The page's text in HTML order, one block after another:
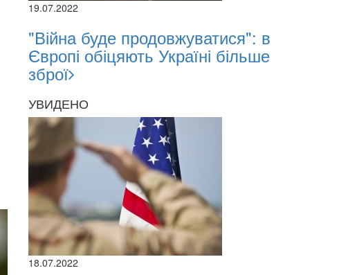
19.07.2022
"Війна буде продовжуватися": в
Європі обіцяють Україні більше
зброї
УВИДЕНО
18.07.2022